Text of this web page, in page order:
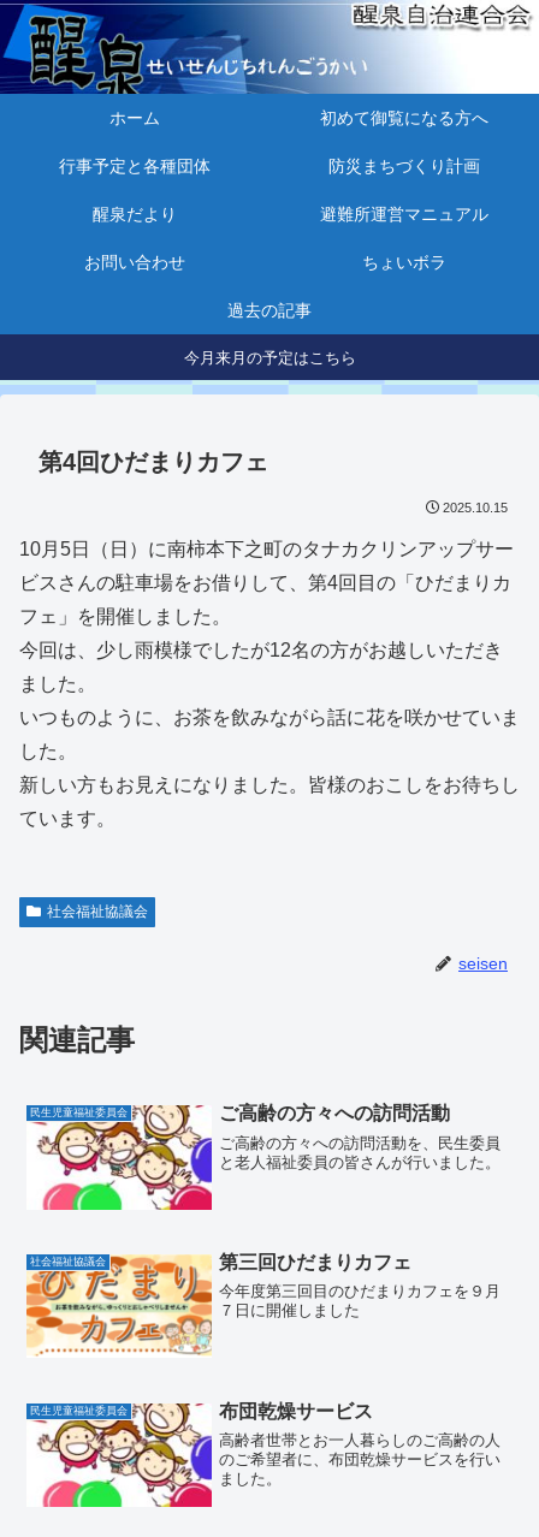
ホーム 初めて御覧になる方へ
行事予定と各種団体 防災まちづくり計画
醒泉だより 避難所運営マニュアル
お問い合わせ ちょいボラ
過去の記事
今月来月の予定はこちら
第4回ひだまりカフェ
2025.10.15
10月5日（日）に南柿本下之町のタナカクリンアップサー
ビスさんの駐車場をお借りして、第4回目の「ひだまりカ
フェ」を開催しました。
今回は、少し雨模様でしたが12名の方がお越しいただき
ました。
いつものように、お茶を飲みながら話に花を咲かせていま
した。
新しい方もお見えになりました。皆様のおこしをお待ちし
ています。
社会福祉協議会
seisen
関連記事
民生児童福祉委員会 ご高齢の方々への訪問活動
ご高齢の方々への訪問活動を、民生委員
と老人福祉委員の皆さんが行いました。
社会福祉協議会 第三回ひだまりカフェ
今年度第三回目のひだまりカフェを９月
７日に開催しました
民生児童福祉委員会 布団乾燥サービス
高齢者世帯とお一人暮らしのご高齢の人
のご希望者に、布団乾燥サービスを行い
ました。